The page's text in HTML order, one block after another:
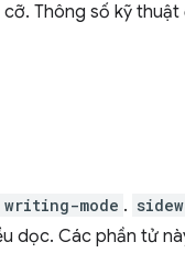
Thông số kỹ
writing-mode .
dọc. Các phần tử